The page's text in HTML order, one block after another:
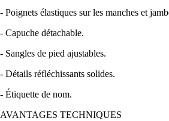
- Poignets élastiques sur les manches et
- Capuche détachable.
- Sangles de pied ajustables.
- Détails réfléchissants solides.
- Étiquette de nom.
AVANTAGES TECHNIQUES